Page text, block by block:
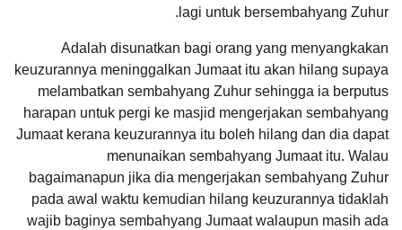
lagi untuk bersembahyang Zuhur.
Adalah disunatkan bagi orang yang menyangkakan
keuzurannya meninggalkan Jumaat itu akan hilang supaya
melambatkan sembahyang Zuhur sehingga ia berputus
harapan untuk pergi ke masjid mengerjakan sembahyang
Jumaat kerana keuzurannya itu boleh hilang dan dia dapat
menunaikan sembahyang Jumaat itu. Walau
bagaimanapun jika dia mengerjakan sembahyang Zuhur
pada awal waktu kemudian hilang keuzurannya tidaklah
wajib baginya sembahyang Jumaat walaupun masih ada